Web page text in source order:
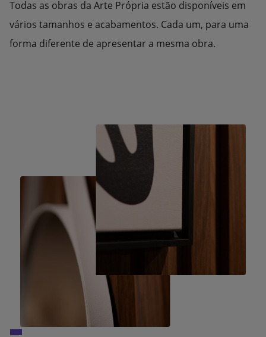
Todas as obras da Arte Própria estão disponíveis em
vários tamanhos e acabamentos. Cada um, para uma
forma diferente de apresentar a mesma obra.